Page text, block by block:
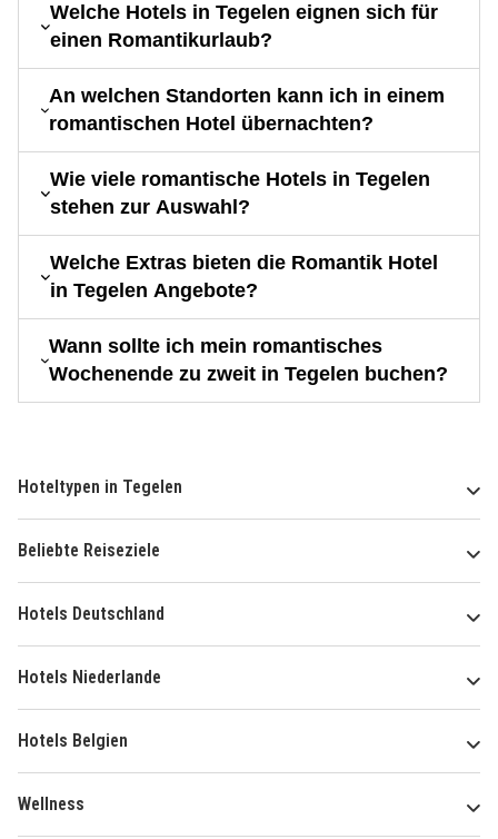
Welche Hotels in Tegelen eignen sich für
einen Romantikurlaub?
An welchen Standorten kann ich in einem
romantischen Hotel übernachten?
Wie viele romantische Hotels in Tegelen
stehen zur Auswahl?
Welche Extras bieten die Romantik Hotel
in Tegelen Angebote?
Wann sollte ich mein romantisches
Wochenende zu zweit in Tegelen buchen?
Hoteltypen in Tegelen
Beliebte Reiseziele
Hotels Deutschland
Hotels Niederlande
Hotels Belgien
Wellness